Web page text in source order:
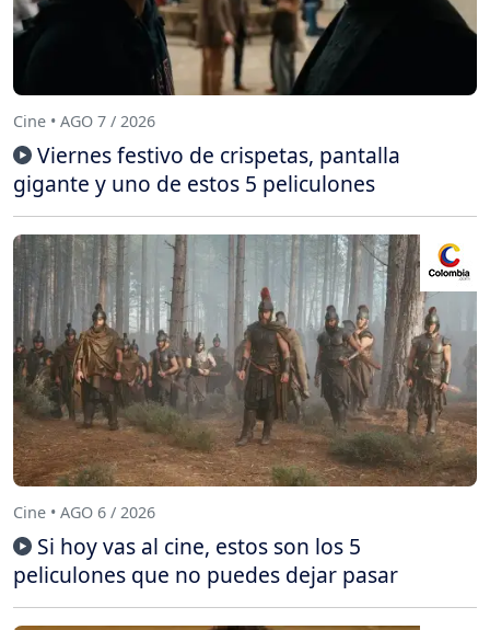
Cine • AGO 7 / 2026
Viernes festivo de crispetas, pantalla
gigante y uno de estos 5 peliculones
Cine • AGO 6 / 2026
Si hoy vas al cine, estos son los 5
peliculones que no puedes dejar pasar